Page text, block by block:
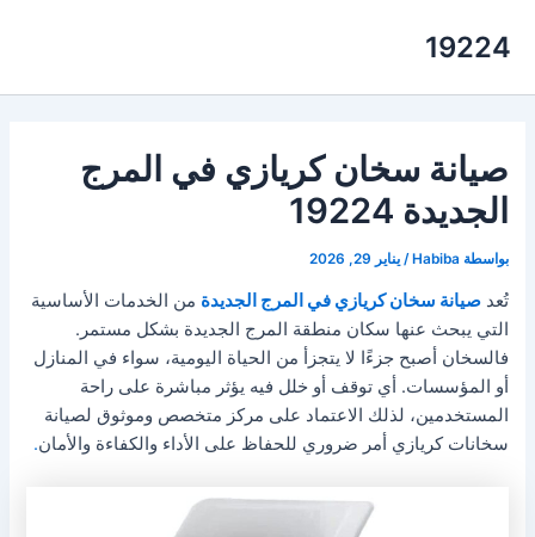
19224
صيانة سخان كريازي في المرج
الجديدة 19224
بواسطة Habiba
/يناير 29, 2026
تُعدصيانة سخان كريازي في المرج الجديدة من الخدمات الأساسية
التي يبحث عنها سكان منطقة المرج الجديدة بشكل مستمر.
فالسخان أصبح جزءًا لا يتجزأ من الحياة اليومية، سواء في المنازل
أو المؤسسات. أي توقف أو خلل فيه يؤثر مباشرة على راحة
المستخدمين، لذلك الاعتماد على مركز متخصص وموثوق لصيانة
سخانات كريازي أمر ضروري للحفاظ على الأداء والكفاءة والأمان.